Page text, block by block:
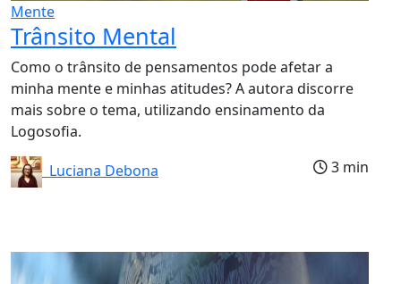
Mente
Trânsito Mental
Como o trânsito de pensamentos pode afetar a
minha mente e minhas atitudes? A autora discorre
mais sobre o tema, utilizando ensinamento da
Logosofia.
Luciana Debona
3 min